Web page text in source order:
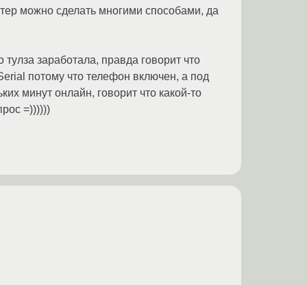
можно сделать многими способами, да
заработала, правда говорит что
потому что телефон включен, а под
минут онлайн, говорит что какой-то
=))))))